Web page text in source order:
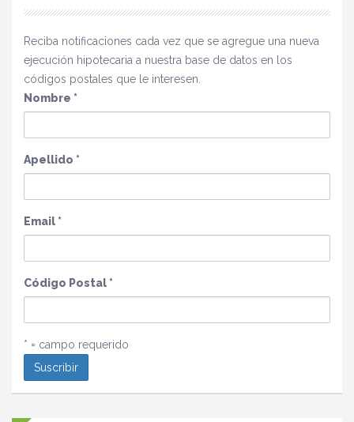
Reciba notificaciones cada vez que se agregue una nueva
ejecución hipotecaria a nuestra base de datos en los
códigos postales que le interesen.
Nombre *
Apellido *
Email*
Código Postal*
* = campo requerido